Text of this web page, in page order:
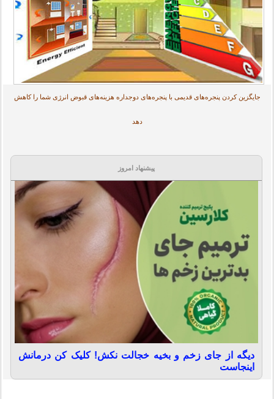
جایگزین کردن پنجره‌‏های قدیمی با پنجره‌‏های دوجداره هزینه‌های قبوض انرژی شما را کاهش
دهد
پیشنهاد امروز
دیگه از جای زخم و بخیه خجالت نکش! کلیک کن درمانش
اینجاست